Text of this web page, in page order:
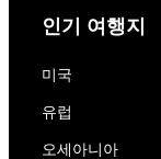
인기 여행지
미국
유럽
오세아니아